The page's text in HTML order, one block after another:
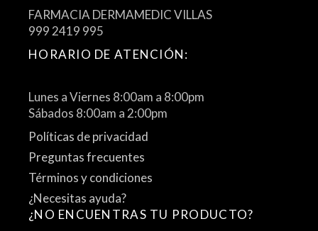
FARMACIA DERMAMEDIC VILLAS
999 2419 995
HORARIO DE ATENCIÓN:
Lunes a Viernes 8:00am a 8:00pm
Sábados 8:00am a 2:00pm
Políticas de privacidad
Preguntas frecuentes
Términos y condiciones
¿Necesitas ayuda?
¿NO ENCUENTRAS TU PRODUCTO?